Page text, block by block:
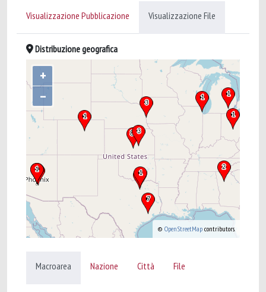
Visualizzazione Pubblicazione Visualizzazione File
Distribuzione geografica
+
–
© OpenStreetMap contributors.
Macroarea Nazione Città File